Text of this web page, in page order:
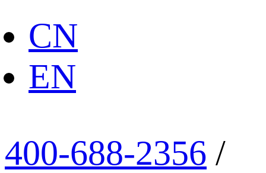
CN
EN
400-688-2356 /